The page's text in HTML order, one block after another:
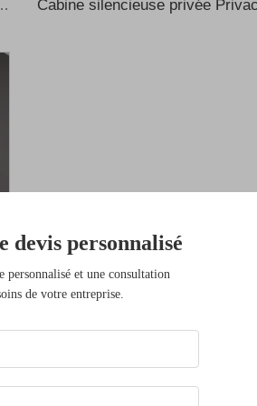
en aluminium, cabine de bureau insonorisée, cabine de bureau insonorisée
devis personnalisé
personnalisé et une consultation
de votre entreprise.